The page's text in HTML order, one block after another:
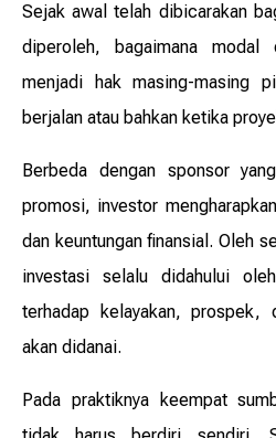
Sejak awal telah dibicarakan
diperoleh, bagaimana
menjadi hak masing-masing
berjalan atau bahkan ketika
Berbeda dengan sponsor
promosi, investor
dan keuntungan finansial. Oleh
investasi selalu didahului
terhadap kelayakan, prospek,
akan didanai.
Pada praktiknya keempat